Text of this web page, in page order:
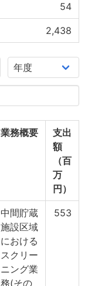
54
2,438
業務概要
支出
額
（百
万
円）
中間貯蔵
施設区域
における
スクリー
ニング業
務(その
553